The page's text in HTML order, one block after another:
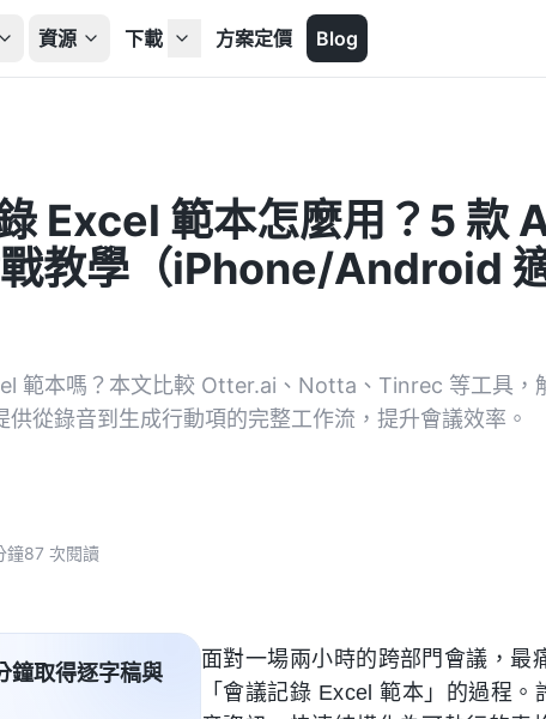
資源 下載 方案定價 Blog
Excel 範本怎麼用？5 款
教學（iPhone/Android
範本嗎？本文比較 Otter.ai、Notta、Tinrec 等工具，
從錄音到生成行動項的完整工作流，提升會議效率。
鐘87 次閱讀
鐘取得逐字稿與
面對一場兩小時的跨部門會議，最
「會議記錄 Excel 範本」的過程